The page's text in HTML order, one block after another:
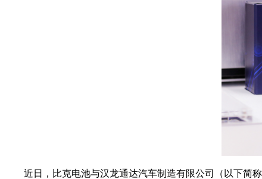
近日，比克电池与汉龙通达汽车制造有限公司（以下简